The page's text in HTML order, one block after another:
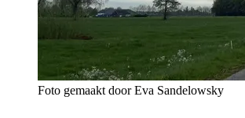
Foto gemaakt door Eva Sandelowsky